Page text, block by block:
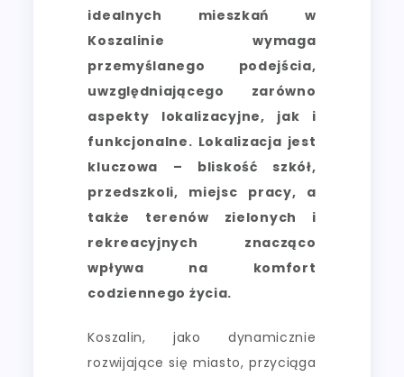
idealnych mieszkań w
Koszalinie wymaga
przemyślanego podejścia,
uwzględniającego zarówno
aspekty lokalizacyjne, jak i
funkcjonalne. Lokalizacja jest
kluczowa – bliskość szkół,
przedszkoli, miejsc pracy, a
także terenów zielonych i
rekreacyjnych znacząco
wpływa na komfort
codziennego życia.
Koszalin, jako dynamicznie
rozwijające się miasto, przyciąga